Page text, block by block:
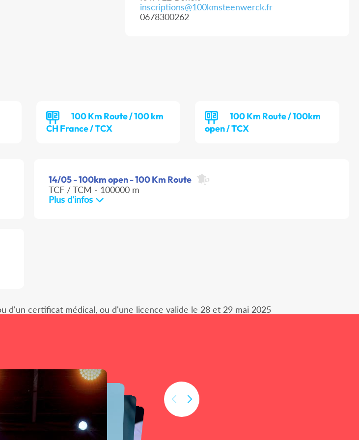
inscriptions@100kmsteenwerck.fr
0678300262
100 Km Route / 100 km
CH France / TCX
100 Km Route / 100km
open / TCX
14/05 - 100km open - 100 Km Route
TCF / TCM - 100000 m
Plus d'infos
d'un certificat médical, ou d'une licence valide le 28 et 29 mai 2025